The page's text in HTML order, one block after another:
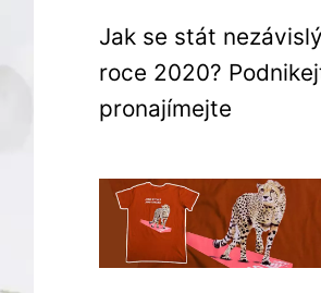
Jak se stát
roce 2020?
pronajímejte